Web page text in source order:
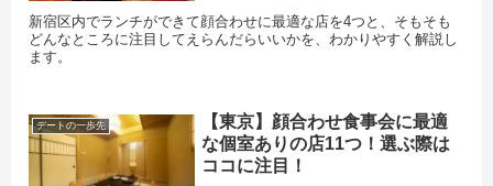
新宿区内でランチができて顔合わせに最適な店を4つと、そもそも
どんなところに注目してえらんだらいいかを、わかりやすく解説し
ます。
デートの一歩先
【東京】顔合わせ食事会に最適
な個室ありの店11つ！選ぶ際は
ココに注目！